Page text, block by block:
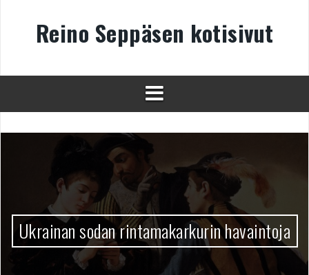
Reino Seppäsen kotisivut
Ukrainan sodan rintamakarkurin havaintoja